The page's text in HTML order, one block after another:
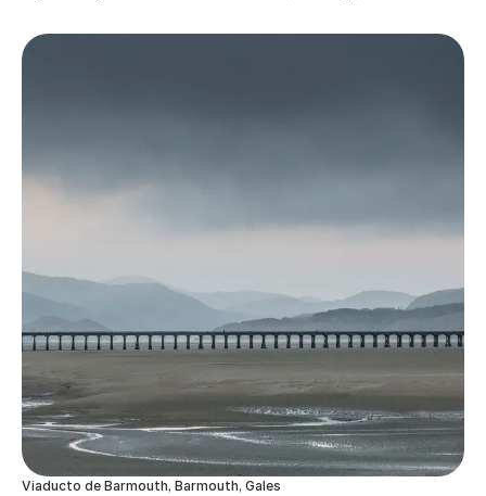
Viaducto de Barmouth, Barmouth, Gales